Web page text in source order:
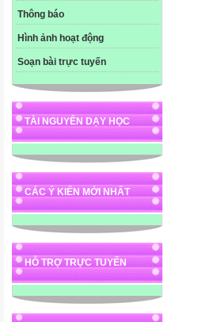
Thông báo
Hình ảnh hoạt động
Soạn bài trực tuyến
TÀI NGUYÊN DẠY HỌC
CÁC Ý KIẾN MỚI NHẤT
HỖ TRỢ TRỰC TUYẾN